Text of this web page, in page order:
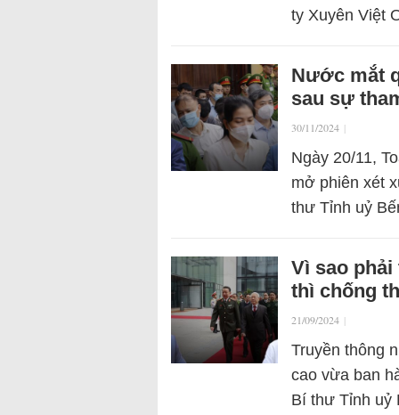
ty Xuyên Việt
Nước mắt
sau sự
30/11/2024 |
Ngày 20/11,
mở phiên xét
thư Tỉnh uỷ
Vì sao
thì chống
21/09/2024 |
Truyền thông
cao vừa ban
Bí thư Tỉnh uỷ